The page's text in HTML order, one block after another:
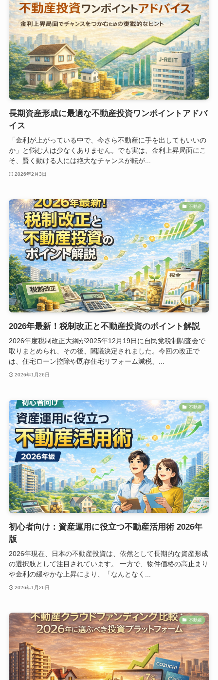
長期資産形成に最適な不動産投資ワンポイントアドバ
イス
「金利が上がっている中で、今さら不動産に手を出してもいいの
か」と悩む人は少なくありません。でも実は、金利上昇局面にこ
そ、賢く動ける人には絶大なチャンスが転が...
2026年2月3日
不動産
2026年最新！税制改正と不動産投資のポイント解説
2026年度税制改正大綱が2025年12月19日に自民党税制調査会で
取りまとめられ、その後、閣議決定されました。今回の改正で
は、住宅ローン控除や既存住宅リフォーム減税、...
2026年1月26日
不動産
初心者向け：資産運用に役立つ不動産活用術 2026年
版
2026年現在、日本の不動産投資は、依然として長期的な資産形成
の選択肢として注目されています。 一方で、物件価格の高止まり
や金利の緩やかな上昇により、「なんとなく...
2026年1月26日
不動産